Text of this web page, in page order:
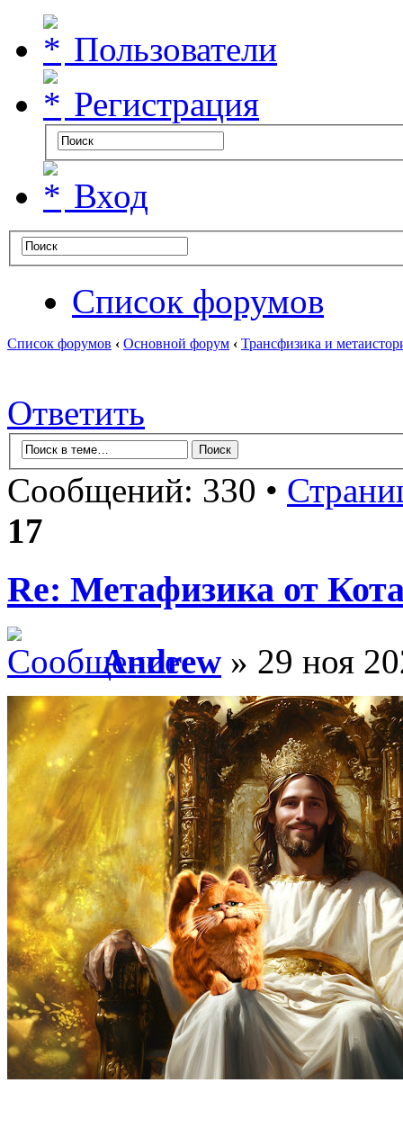
Пользователи
Регистрация
Вход
Список форумов
Список форумов ‹ Основной форум ‹ Трансфизика и
Ответить
Сообщений: 330 •
17
Re: Метафизика от
Andrew » 29 ноя